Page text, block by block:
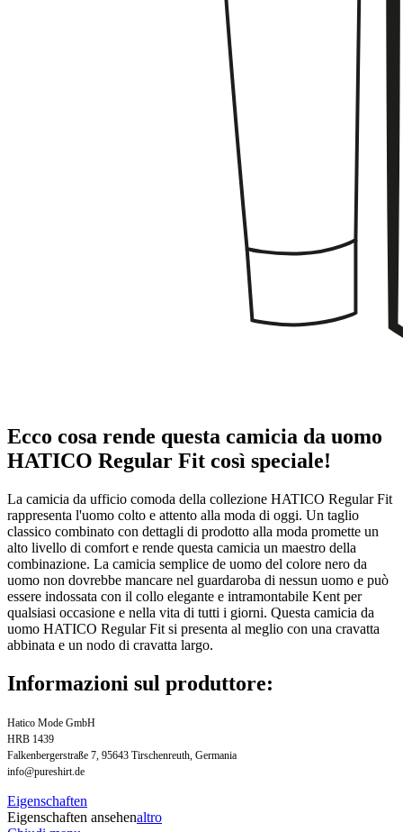
Ecco cosa rende questa camicia da uomo
HATICO Regular Fit così speciale!
La camicia da ufficio comoda della collezione HATICO Regular Fit
rappresenta l'uomo colto e attento alla moda di oggi. Un taglio
classico combinato con dettagli di prodotto alla moda promette un
alto livello di comfort e rende questa camicia un maestro della
combinazione. La camicia semplice de uomo del colore nero da
uomo non dovrebbe mancare nel guardaroba di nessun uomo e può
essere indossata con il collo elegante e intramontabile Kent per
qualsiasi occasione e nella vita di tutti i giorni. Questa camicia da
uomo HATICO Regular Fit si presenta al meglio con una cravatta
abbinata e un nodo di cravatta largo.
Informazioni sul produttore:
Hatico Mode GmbH
HRB 1439
Falkenbergerstraße 7, 95643 Tirschenreuth, Germania
info@pureshirt.de
Eigenschaften
Eigenschaften ansehenaltro